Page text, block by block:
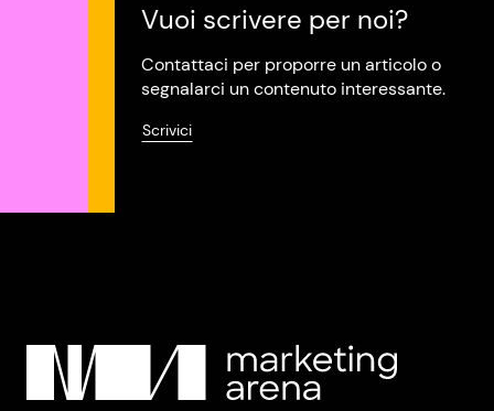
Vuoi scrivere per noi?
Contattaci per proporre un articolo o
segnalarci un contenuto interessante.
Scrivici